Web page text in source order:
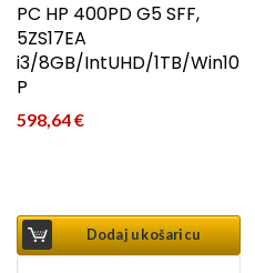
PC HP 400PD G5 SFF,
5ZS17EA
i3/8GB/IntUHD/1TB/Win10
P
598,64€
Dodaj u košaricu